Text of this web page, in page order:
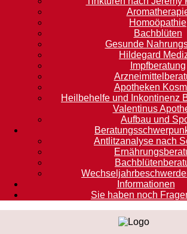
Homoöpathie
Bachblüten
Gesunde
Hildegard
Impfberatung
Apotheken
Heilbehelfe und Inkontinenz
Valentinus
Aufbau und
Antlitzanalyse nach
Informationen
Sie haben noch